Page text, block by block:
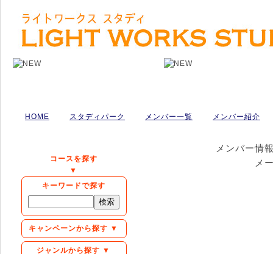
HOME スタディパーク メンバー一覧 メンバー紹介
コースを探す
▼
キーワードで探す
キャンペーンから探す ▼
ジャンルから探す ▼
メンバー情
メ